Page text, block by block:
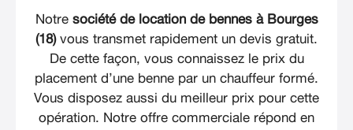
Notre société de location de bennes à Bourges
(18)vous transmet rapidement un devis gratuit.
De cette façon, vous connaissez le prix du
placement d’une benne par un chauffeur formé.
Vous disposez aussi du meilleur prix pour cette
opération. Notre offre commerciale répond en